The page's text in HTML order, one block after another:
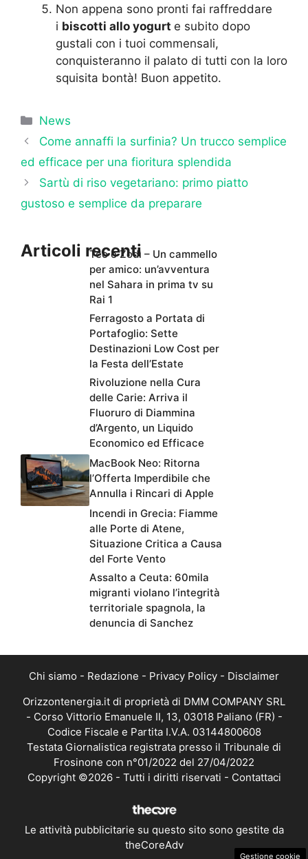
Non appena sono pronti fai raffreddare
i biscotti allo yogurt e subito dopo
gustali con i tuoi commensali,
conquisteranno il palato di tutti con la loro
squisita bontà! Buon appetito.
Categorie
News
Come annaffi la surfinia? Un trucco semplice
ed efficace per una fioritura splendida
Sartù di riso vegetariano: primo piatto
gustoso e semplice da preparare
Articoli recentiTeo e Zodì – Un cammello
per amico: un’avventura
nel Sahara in prima tv su
Rai 1
Ferragosto a Portata di
Portafoglio: Sette
Destinazioni Low Cost per
la Festa dell’Estate
Rivoluzione nella Cura
delle Carie: Arriva il
Fluoruro di Diammina
d’Argento, un Liquido
Economico ed Efficace
MacBook Neo: Ritorna
l’Offerta Imperdibile che
Annulla i Rincari di Apple
Incendi in Grecia: Fiamme
alle Porte di Atene,
Situazione Critica a Causa
del Forte Vento
Assalto a Ceuta: 60mila
migranti violano l’integrità
territoriale spagnola, la
denuncia di Sanchez
Chi siamo - Redazione - Privacy Policy - Disclaimer
Orizzontenergia.it di proprietà di DMM COMPANY SRL
- Corso Vittorio Emanuele II, 13, 03018 Paliano (FR) -
Codice Fiscale e Partita I.V.A. 03144800608
Testata Giornalistica registrata presso il Tribunale di
Frosinone con n°01/2022 del 27/04/2022
Copyright ©2026 - Tutti i diritti riservati - Contattaci
Le attività pubblicitarie su questo sito sono gestite da
theCoreAdv
Gestione cookie